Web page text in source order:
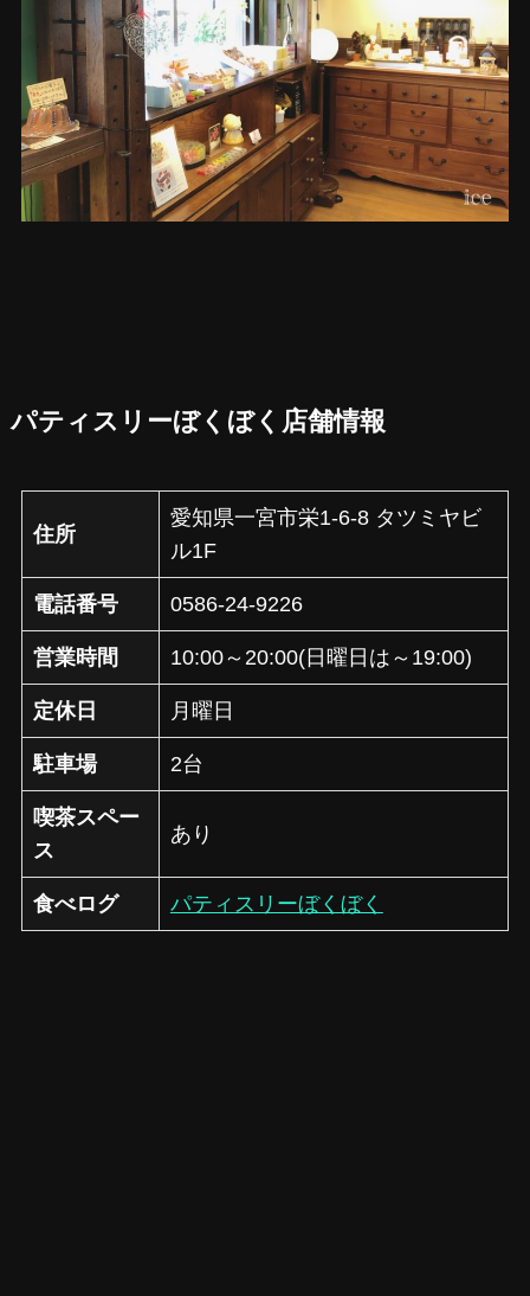
パティスリーぼくぼく店舗情報
住所
愛知県一宮市栄1-6-8 タツミヤビ
ル1F
電話番号 0586-24-9226
営業時間 10:00～20:00(日曜日は～19:00)
定休日 月曜日
駐車場 2台
喫茶スペー
ス
あり
食べログ パティスリーぼくぼく